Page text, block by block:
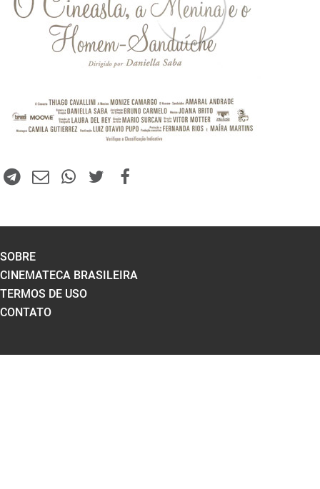
SOBRE
CINEMATECA BRASILEIRA
TERMOS DE USO
CONTATO